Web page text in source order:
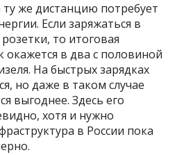
же дистанцию потребует
Если заряжаться в
то итоговая
окажется в два с половиной
На быстрых зарядках
но даже в таком случае
выгоднее. Здесь его
хотя и нужно
в России пока